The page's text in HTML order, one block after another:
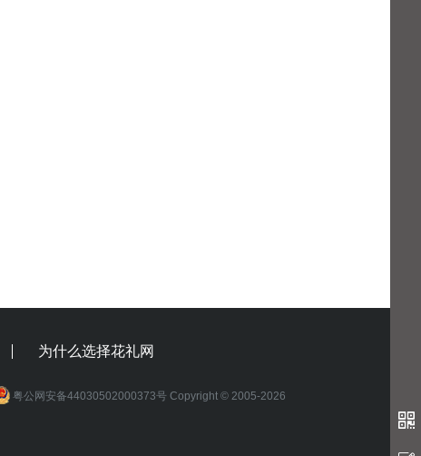
为什么选择花礼网
粤公网安备44030502000373号 Copyright © 2005-2026